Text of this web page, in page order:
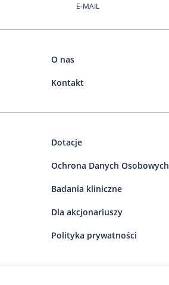
E-MAIL
O nas
Kontakt
Dotacje
Ochrona Danych Osobowych
Badania kliniczne
Dla akcjonariuszy
Polityka prywatności